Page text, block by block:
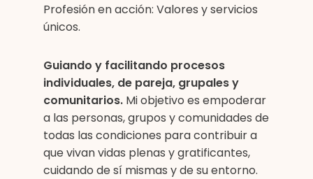
Profesión en acción: Valores y servicios
únicos.
Guiando y facilitando procesos
individuales, de pareja, grupales y
comunitarios. Mi objetivo es empoderar
a las personas, grupos y comunidades de
todas las condiciones para contribuir a
que vivan vidas plenas y gratificantes,
cuidando de sí mismas y de su entorno.